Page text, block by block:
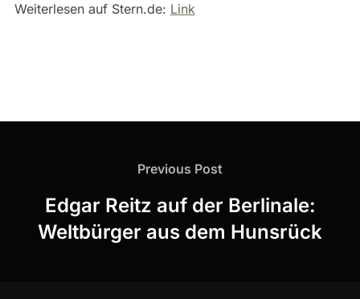
Weiterlesen auf Stern.de: Link
Previous
Previous Post
Edgar Reitz auf der Berlinale:
Weltbürger aus dem Hunsrück